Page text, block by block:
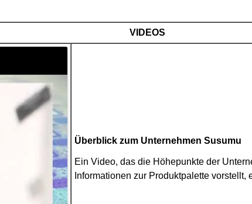
VIDEOS
Überblick zum Unternehmen Susumu
Ein Video, das die Höhepunkte der
Informationen zur Produktpalette